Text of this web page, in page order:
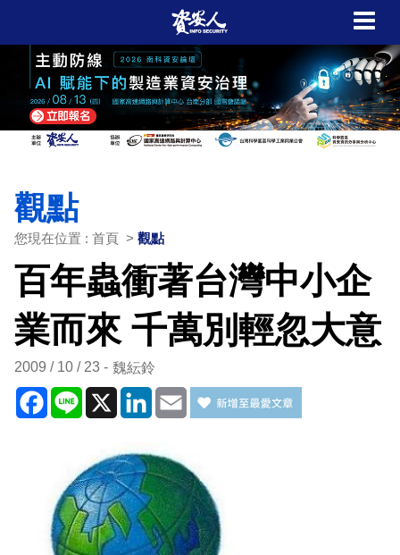
觀點
您現在位置 : 首頁 > 觀點
百年蟲衝著台灣中小企
業而來 千萬別輕忽大意
2009 / 10 / 23 魏紜鈴
Facebook
Line X LinkedIn
Email